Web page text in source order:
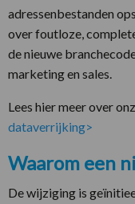
adressenbestanden
over foutloze,
de nieuwe
marketing en sales.
Lees hier meer over
dataverrijking>
Waarom een
De wijziging is